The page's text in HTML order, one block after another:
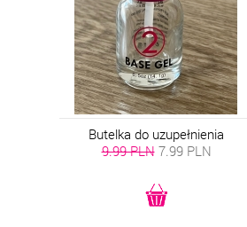
Butelka do uzupełnienia
9.99 PLN 7.99 PLN